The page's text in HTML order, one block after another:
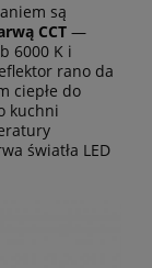
są
CCT —
6000 K i
rano da
ciepłe do
kuchni
światła LED